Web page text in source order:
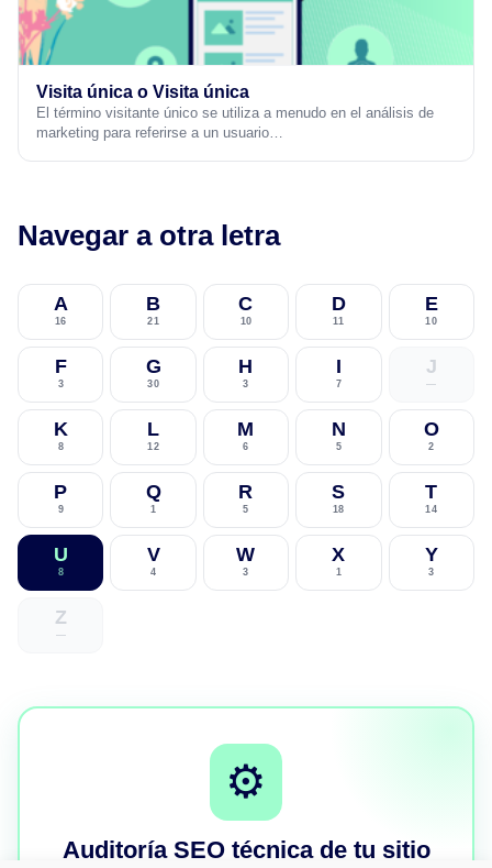
Visita única o Visita única
El término visitante único se utiliza a menudo en el análisis de
marketing para referirse a un usuario…
Navegar a otra letra
A
16
B
21
C
10
D
11
E
10
F
3
G
30
H
3
I
7
J
—
K
8
L
12
M
6
N
5
O
2
P
9
Q
1
R
5
S
18
T
14
U
8
V
4
W
3
X
1
Y
3
Z
—
⚙️
Auditoría SEO técnica de tu sitio